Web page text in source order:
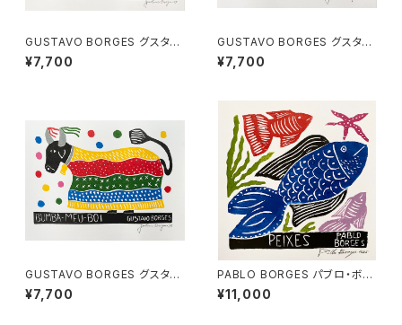
GUSTAVO BORGES グスタ
ボ・ボルジェス 木版画 S【太陽
と鳥】
¥7,700
GUSTAVO BORGES グスタ
ボ・ボルジェス 木版画 S【YEM
ANJA】CL
¥7,700
GUSTAVO BORGES グスタ
ボ・ボルジェス 木版画 S【BUM
BA-MEU-BOI】
¥7,700
PABLO BORGES パブロ・ボル
ジェス 木版画S【PEIXES】
¥11,000